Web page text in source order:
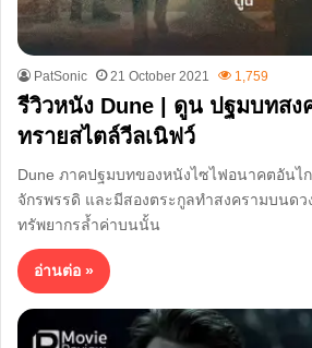
PatSonic 21 October 2021 1,759
รีวิวหนัง Dune | ดูน ปฐมบทสง
ทรายสไตล์วีลเนิฟว์
Dune ภาคปฐมบทของหนังไซไฟอนาคตอันไ
จักรพรรดิ และมีสองตระกูลทำสงครามบนดว
ทรัพยากรล้ำค่าบนนั้น
อ่านต่อ »